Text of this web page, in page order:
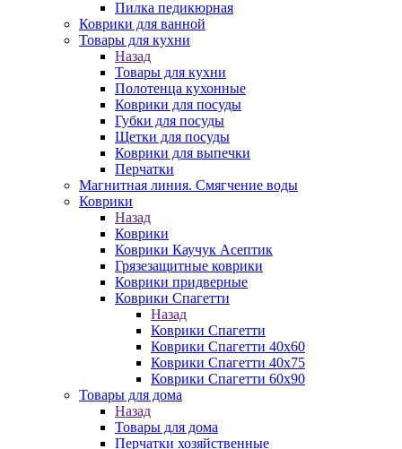
Пилка педикюрная
Коврики для ванной
Товары для кухни
Назад
Товары для кухни
Полотенца кухонные
Коврики для посуды
Губки для посуды
Щетки для посуды
Коврики для выпечки
Перчатки
Магнитная линия. Смягчение воды
Коврики
Назад
Коврики
Коврики Каучук Асептик
Грязезащитные коврики
Коврики придверные
Коврики Спагетти
Назад
Коврики Спагетти
Коврики Спагетти 40х60
Коврики Спагетти 40х75
Коврики Спагетти 60х90
Товары для дома
Назад
Товары для дома
Перчатки хозяйственные